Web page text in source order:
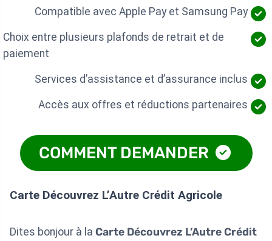
Compatible avec Apple Pay et Samsung Pay
Choix entre plusieurs plafonds de retrait et de
paiement
Services d’assistance et d’assurance inclus
Accès aux offres et réductions partenaires
Carte Découvrez L’Autre Crédit Agricole
Dites bonjour à la Carte Découvrez L’Autre Crédit